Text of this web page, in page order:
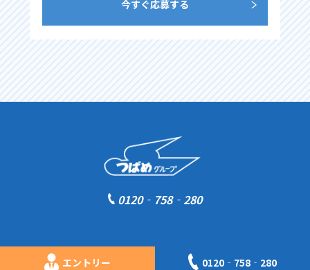
今すぐ応募する
0120‐758‐280
©2026 つばめタクシー All right reserved.
エントリー 0120‐758‐280